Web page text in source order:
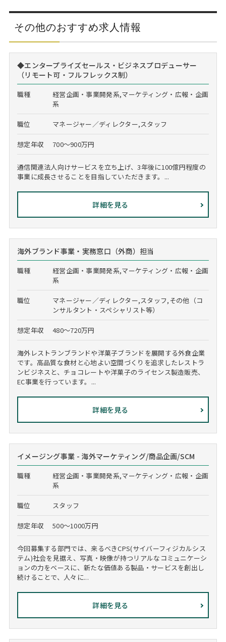
その他のおすすめ求人情報
◆エンタープライズセールス・ビジネスプロデューサー
（リモート可・フルフレックス制）
職種
経営企画・事業開発系,マーケティング・広報・企画
系
職位 マネージャー／ディレクター,スタッフ
想定年収 700～900万円
通信関連法人向けサービスを立ち上げ、3年後に100億円程度の
事業に成長させることを目指していただきます。...
詳細を見る
海外ブランド事業・実務窓口（外商）担当
職種
経営企画・事業開発系,マーケティング・広報・企画
系
職位
マネージャー／ディレクター,スタッフ,その他（コ
ンサルタント・スペシャリスト等）
想定年収 480～720万円
海外レストランブランドや洋菓子ブランドを展開する外食企業
です。高品質な食材と心地よい空間づくりを追求したレストラ
ンビジネスと、チョコレートや洋菓子のライセンス製造販売、
EC事業を行っています。...
詳細を見る
イメージング事業 - 海外マーケティング/商品企画/SCM
職種
経営企画・事業開発系,マーケティング・広報・企画
系
職位 スタッフ
想定年収 500～1000万円
今回募集する部門では、来るべきCPS(サイバーフィジカルシス
テム)社会を見据え、写真・映像が持つリアルなコミュニケーシ
ョンの力をベースに、新たな価値ある製品・サービスを創出し
続けることで、人々に...
詳細を見る